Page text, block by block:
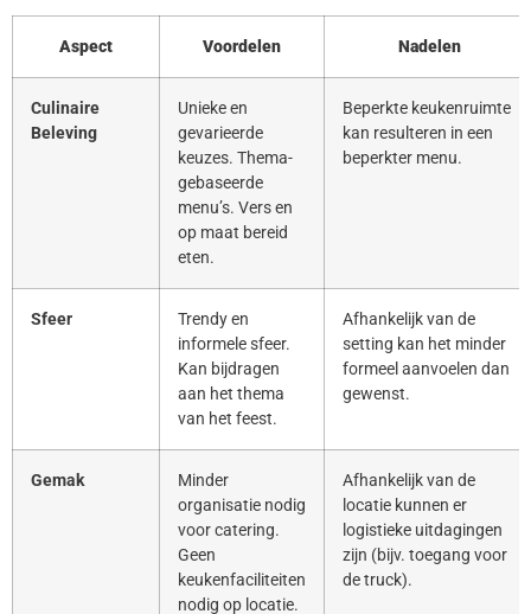
Aspect Voordelen Nadelen
Culinaire
Beleving
Unieke en
gevarieerde
keuzes. Thema-
gebaseerde
menu’s. Vers en
op maat bereid
eten.
Beperkte keukenruimte
kan resulteren in een
beperkter menu.
Sfeer
Trendy en
informele sfeer.
Kan bijdragen
aan het thema
van het feest.
Afhankelijk van de
setting kan het minder
formeel aanvoelen dan
gewenst.
Gemak
Minder
organisatie nodig
voor catering.
Geen
keukenfaciliteiten
nodig op locatie.
Afhankelijk van de
locatie kunnen er
logistieke uitdagingen
zijn (bijv. toegang voor
de truck).